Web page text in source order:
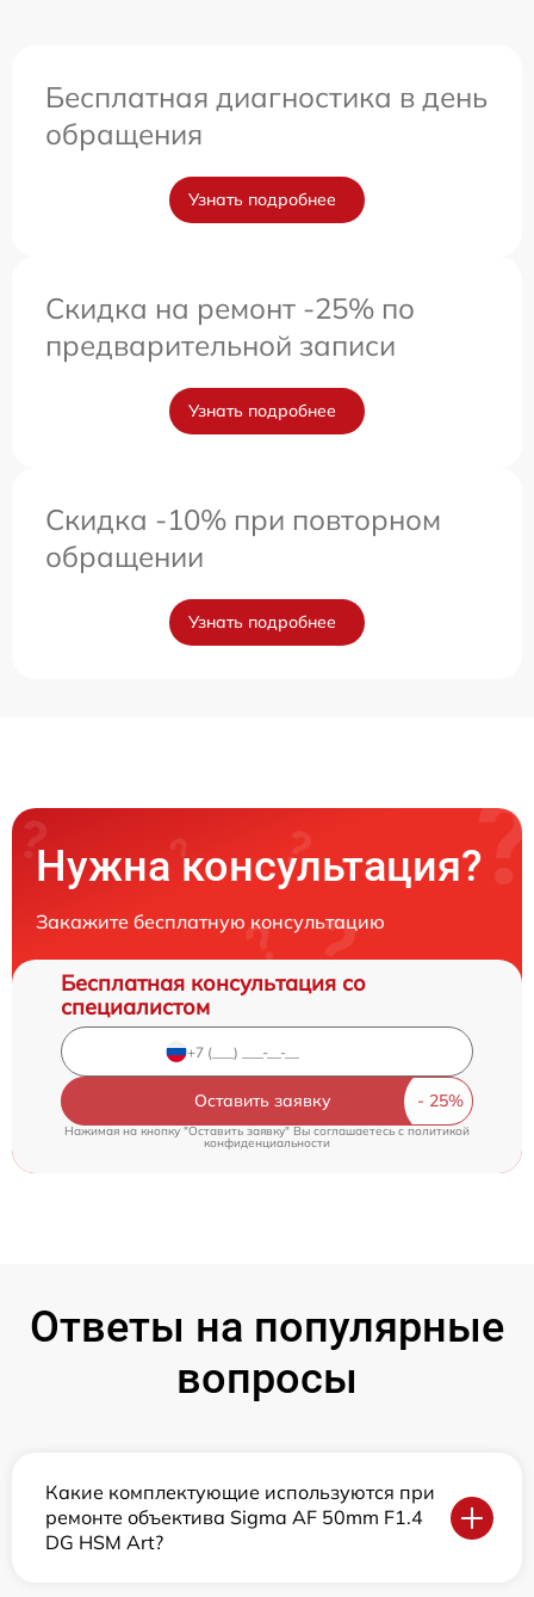
Бесплатная диагностика в день
обращения
Узнать подробнее
Скидка на ремонт -25% по
предварительной записи
Узнать подробнее
Скидка -10% при повторном
обращении
Узнать подробнее
Нужна консультация?
Закажите бесплатную консультацию
Бесплатная консультация со
специалистом
Оставить заявку
Нажимая на кнопку "Оставить заявку" Вы соглашаетесь c политикой
конфиденциальности
Ответы на популярные
вопросы
Какие комплектующие используются при
ремонте объектива Sigma AF 50mm F1.4
DG HSM Art?